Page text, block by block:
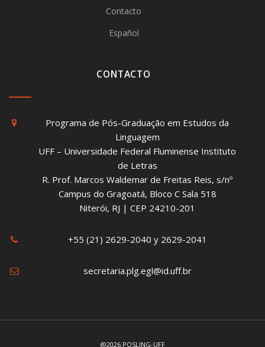
Contacto
Español
CONTACTO
Programa de Pós-Graduação em Estudos da
Linguagem
UFF – Universidade Federal Fluminense Instituto
de Letras
R. Prof. Marcos Waldemar de Freitas Reis, s/nº
Campus do Gragoatá, Bloco C Sala 518
Niterói, RJ | CEP 24210-201
+55 (21) 2629-2040 y 2629-2041
secretaria.plg.egl@id.uff.br
@2026 POSLING-UFF